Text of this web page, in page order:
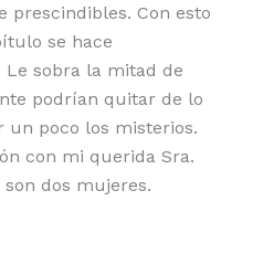
prescindibles. Con esto
se hace
Le sobra la mitad de
podrían quitar de lo
un poco los misterios.
con mi querida Sra.
dos mujeres.